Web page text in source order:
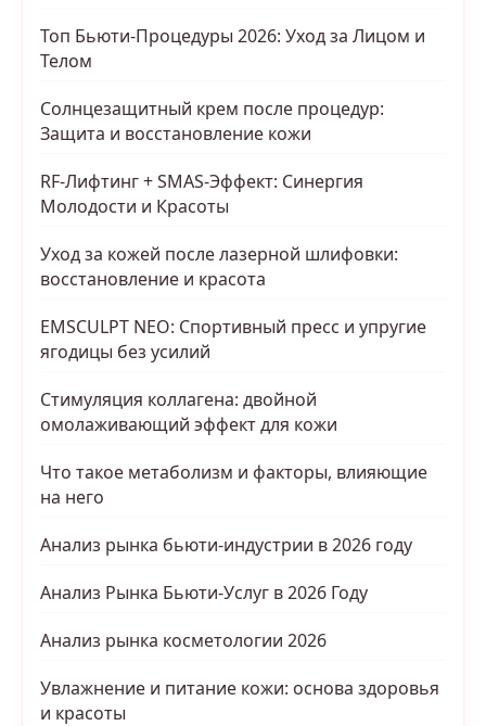
Топ Бьюти-Процедуры 2026: Уход за Лицом и
Телом
Солнцезащитный крем после процедур:
Защита и восстановление кожи
RF-Лифтинг + SMAS-Эффект: Синергия
Молодости и Красоты
Уход за кожей после лазерной шлифовки:
восстановление и красота
EMSCULPT NEO: Спортивный пресс и упругие
ягодицы без усилий
Стимуляция коллагена: двойной
омолаживающий эффект для кожи
Что такое метаболизм и факторы, влияющие
на него
Анализ рынка бьюти-индустрии в 2026 году
Анализ Рынка Бьюти-Услуг в 2026 Году
Анализ рынка косметологии 2026
Увлажнение и питание кожи: основа здоровья
и красоты